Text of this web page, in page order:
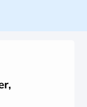
Karkhov et